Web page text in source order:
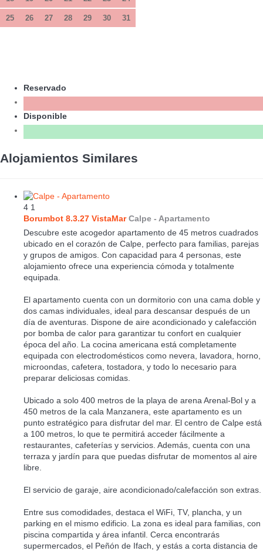
25 26 27 28 29 30 31
Reservado
Disponible
Alojamientos Similares
4 1
Borumbot 8.3.27 VistaMar Calpe - Apartamento
Descubre este acogedor apartamento de 45 metros cuadrados
ubicado en el corazón de Calpe, perfecto para familias, parejas
y grupos de amigos. Con capacidad para 4 personas, este
alojamiento ofrece una experiencia cómoda y totalmente
equipada.
El apartamento cuenta con un dormitorio con una cama doble y
dos camas individuales, ideal para descansar después de un
día de aventuras. Dispone de aire acondicionado y calefacción
por bomba de calor para garantizar tu confort en cualquier
época del año. La cocina americana está completamente
equipada con electrodomésticos como nevera, lavadora, horno,
microondas, cafetera, tostadora, y todo lo necesario para
preparar deliciosas comidas.
Ubicado a solo 400 metros de la playa de arena Arenal-Bol y a
450 metros de la cala Manzanera, este apartamento es un
punto estratégico para disfrutar del mar. El centro de Calpe está
a 100 metros, lo que te permitirá acceder fácilmente a
restaurantes, cafeterías y servicios. Además, cuenta con una
terraza y jardín para que puedas disfrutar de momentos al aire
libre.
El servicio de garaje, aire acondicionado/calefacción son extras.
Entre sus comodidades, destaca el WiFi, TV, plancha, y un
parking en el mismo edificio. La zona es ideal para familias, con
piscina compartida y área infantil. Cerca encontrarás
supermercados, el Peñón de Ifach, y estás a corta distancia de